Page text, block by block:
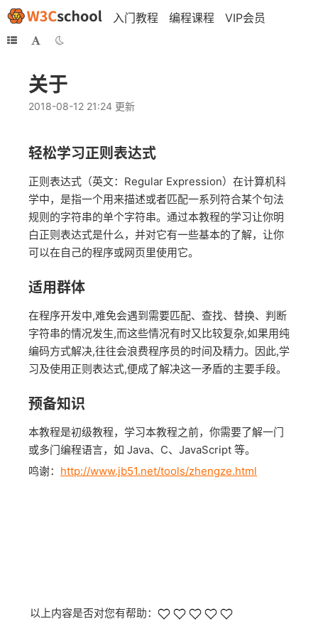
入门教程 编程课程 VIP会员
关于
2018-08-12 21:24 更新
轻松学习正则表达式
正则表达式（英文：Regular Expression）在计算机科
学中，是指一个用来描述或者匹配一系列符合某个句法
规则的字符串的单个字符串。通过本教程的学习让你明
白正则表达式是什么，并对它有一些基本的了解，让你
可以在自己的程序或网页里使用它。
适用群体
在程序开发中,难免会遇到需要匹配、查找、替换、判断
字符串的情况发生,而这些情况有时又比较复杂,如果用纯
编码方式解决,往往会浪费程序员的时间及精力。因此,学
习及使用正则表达式,便成了解决这一矛盾的主要手段。
预备知识
本教程是初级教程，学习本教程之前，你需要了解一门
或多门编程语言，如 Java、C、JavaScript 等。
鸣谢： http://www.jb51.net/tools/zhengze.html
以上内容是否对您有帮助：